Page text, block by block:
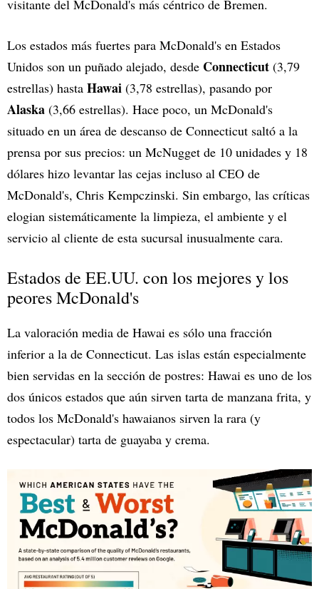
visitante del McDonald's más céntrico de Bremen.
Los estados más fuertes para McDonald's en Estados
Unidos son un puñado alejado, desde Connecticut (3,79
estrellas) hasta Hawai (3,78 estrellas), pasando por
Alaska (3,66 estrellas). Hace poco, un McDonald's
situado en un área de descanso de Connecticut saltó a la
prensa por sus precios: un McNugget de 10 unidades y 18
dólares hizo levantar las cejas incluso al CEO de
McDonald's, Chris Kempczinski. Sin embargo, las críticas
elogian sistemáticamente la limpieza, el ambiente y el
servicio al cliente de esta sucursal inusualmente cara.
Estados de EE.UU. con los mejores y los
peores McDonald's
La valoración media de Hawai es sólo una fracción
inferior a la de Connecticut. Las islas están especialmente
bien servidas en la sección de postres: Hawai es uno de los
dos únicos estados que aún sirven tarta de manzana frita, y
todos los McDonald's hawaianos sirven la rara (y
espectacular) tarta de guayaba y crema.